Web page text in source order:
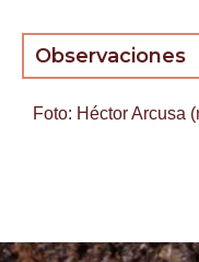
Observaciones
Foto: Héctor Arcusa